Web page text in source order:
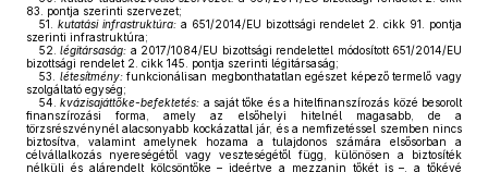
83. pontja szerinti szervezet;
51.
kutatási infrastruktúra:a 651/2014/EU bizottsági rendelet 2. cikk 91. pontja
szerinti infrastruktúra;
52.
légitársaság: a 2017/1084/EU bizottsági rendelettel módosított 651/2014/EU
bizottsági rendelet 2. cikk 145. pontja szerinti légitársaság;
53.
létesítmény:funkcionálisan megbonthatatlan egészet képező termelő vagy
szolgáltató egység;
54.
kvázisajáttőke-befektetés: a saját tőke és a hitelfinanszírozás közé besorolt
finanszírozási forma, amely az elsőhelyi hitelnél magasabb, de a
törzsrészvénynél alacsonyabb kockázattal jár, és a nemfizetéssel szemben nincs
biztosítva, valamint amelynek hozama a tulajdonos számára elsősorban a
célvállalkozás nyereségétől vagy veszteségétől függ, különösen a biztosíték
nélküli és alárendelt kölcsöntőke – ideértve a mezzanin tőkét is –, a tőkévé